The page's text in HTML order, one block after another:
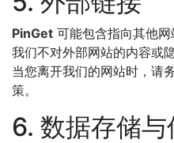
PinGet 可能包含指向其他
我们不对外部网站的内容或
当您离开我们的网站时，请
策。
6. 数据存储与